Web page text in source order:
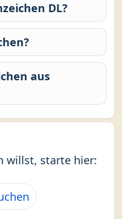
DL?
aus
willst, starte hier: